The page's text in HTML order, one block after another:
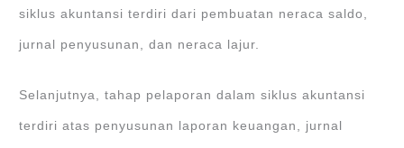
siklus akuntansi terdiri dari pembuatan neraca saldo,
jurnal penyusunan, dan neraca lajur.
Selanjutnya, tahap pelaporan dalam siklus akuntansi
terdiri atas penyusunan laporan keuangan, jurnal